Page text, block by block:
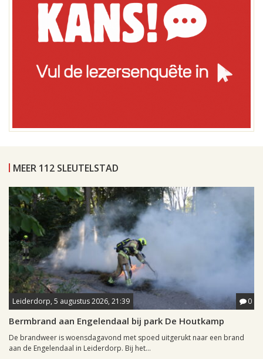
MEER 112 SLEUTELSTAD
Leiderdorp, 5 augustus 2026, 21:39 0
Bermbrand aan Engelendaal bij park De Houtkamp
De brandweer is woensdagavond met spoed uitgerukt naar een brand
aan de Engelendaal in Leiderdorp. Bij het...